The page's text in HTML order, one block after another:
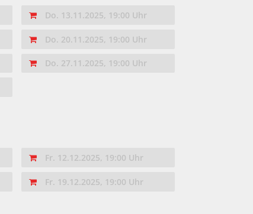
Do. 13.11.2025, 19:00 Uhr
Do. 20.11.2025, 19:00 Uhr
Do. 27.11.2025, 19:00 Uhr
Fr. 12.12.2025, 19:00 Uhr
Fr. 19.12.2025, 19:00 Uhr